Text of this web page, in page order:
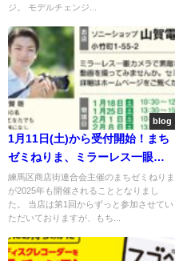
ジ。 モデルチェンジ...
blog
1月11日(土)から受付開始！まち
ゼミねりま、ミラーレス一眼カ
メラ撮影体験会
練馬区商店街連合会主催のまちゼミねりま
が2025年も開催されることとなりまし
た。 当店は第1回からずっと参加させてい
ただいておりますが、もち...